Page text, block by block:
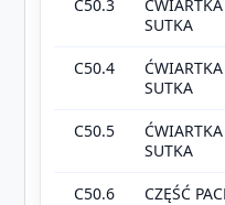
C50.3
SUTKA
C50.4
SUTKA
C50.5
SUTKA
C50.6 CZĘŚĆ